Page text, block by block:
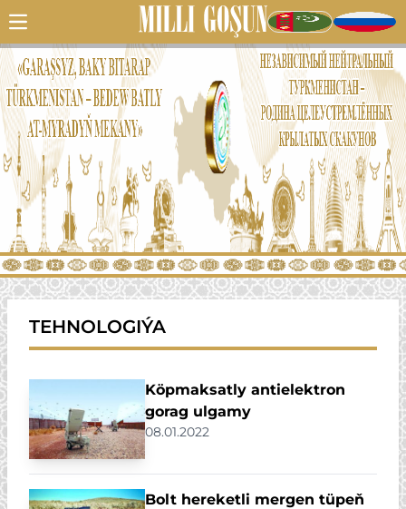
TEHNOLOGIÝA
Köpmaksatly antielektron
gorag ulgamy
08.01.2022
Bolt hereketli mergen tüpeň